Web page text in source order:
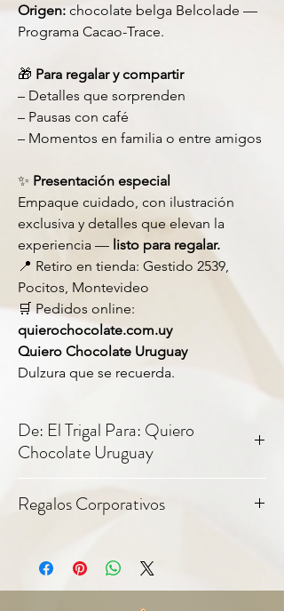
Origen: chocolate belga Belcolade —
Programa Cacao-Trace.
🎁 Para regalar y compartir
– Detalles que sorprenden
– Pausas con café
– Momentos en familia o entre amigos
✨ Presentación especial
Empaque cuidado, con ilustración
exclusiva y detalles que elevan la
experiencia — listo para regalar.
📍 Retiro en tienda: Gestido 2539,
Pocitos, Montevideo
🛒 Pedidos online:
quierochocolate.com.uy
Quiero Chocolate Uruguay
Dulzura que se recuerda.
De: El Trigal Para: Quiero
Chocolate Uruguay
llevándolo a un nivel gourmet y
La galletita Bridge, producida por la
histórica fábricaEl Trigal, forma parte de la
Regalos Corporativos
personalizable — ideal para regalos
corporativos y empresariales. Consultanos
por pedidos en cantidad.